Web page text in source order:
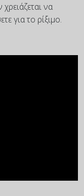
να
για το ρίξιμο.